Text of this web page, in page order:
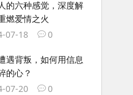
的六种感觉，深度解
燃爱情之火
07-18
0
遇背叛，如何用信息
的心？
07-20
0